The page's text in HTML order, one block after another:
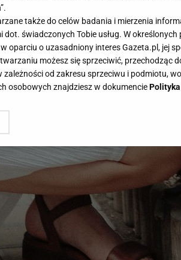
także do celów badania i mierzenia
dot. świadczonych Tobie usług. W
oparciu o uzasadniony interes Gazeta.pl, jej
możesz się sprzeciwić, przechodząc
od zakresu sprzeciwu i podmiotu,
osobowych znajdziesz w dokumenciePolityka
na zainstalowanie i przechowywanie plików
do zarządzania twoimi preferencjami
serwisu i przechodząc do „Ustawień
ustawień przeglądarki.
przetwarzać dane osobowe w
Aktywne skanowanie charakterystyki
lub dostęp do nich. Spersonalizowane
Zaufanych Partnerów